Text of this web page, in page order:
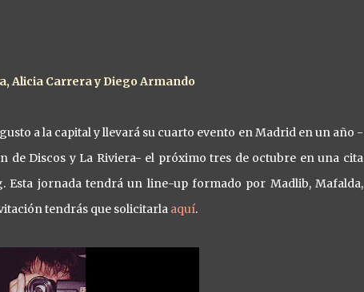
Alicia Carrera y Diego Armando
a la capital y llevará su cuarto evento en Madrid en un año -
de Discos y La Riviera- el próximo tres de octubre en una cita
Esta jornada tendrá un line-up formado por Madlib, Mafalda,
tendrás que solicitarla aquí.